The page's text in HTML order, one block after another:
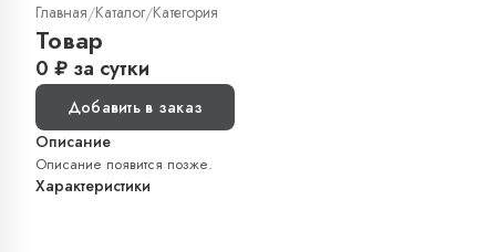
Главная/Каталог/Категория
Товар
0 ₽ за сутки
Добавить в заказ
Описание
Описание появится позже.
Характеристики